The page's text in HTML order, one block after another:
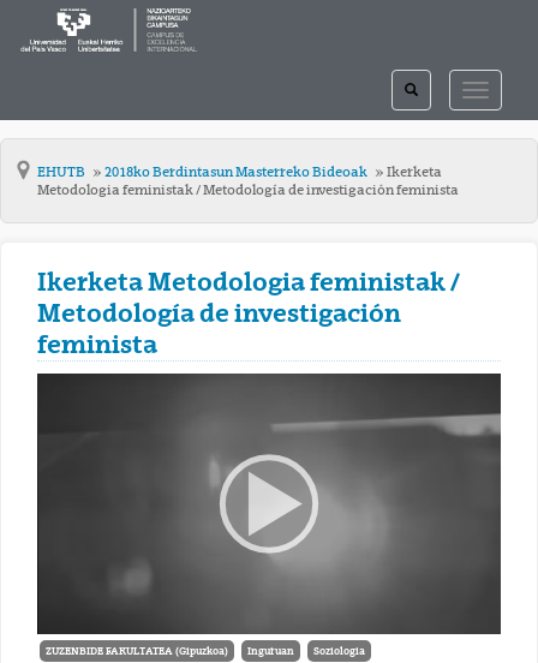
TOGGLE
TOGGLE
SEARCH
EHUTB 2018ko Berdintasun Masterreko Bideoak
Ikerketa
Metodologia feministak / Metodología de investigación feminista
Ikerketa Metodologia feministak /
Metodología de investigación
feminista
ZUZENBIDE FAKULTATEA (Gipuzkoa) Inguruan Soziologia